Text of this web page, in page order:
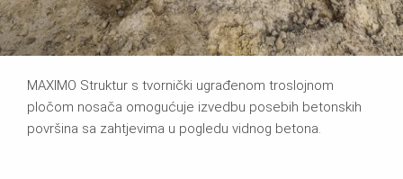
MAXIMO Struktur s tvornički ugrađenom troslojnom
pločom nosača omogućuje izvedbu posebih betonskih
površina sa zahtjevima u pogledu vidnog betona.